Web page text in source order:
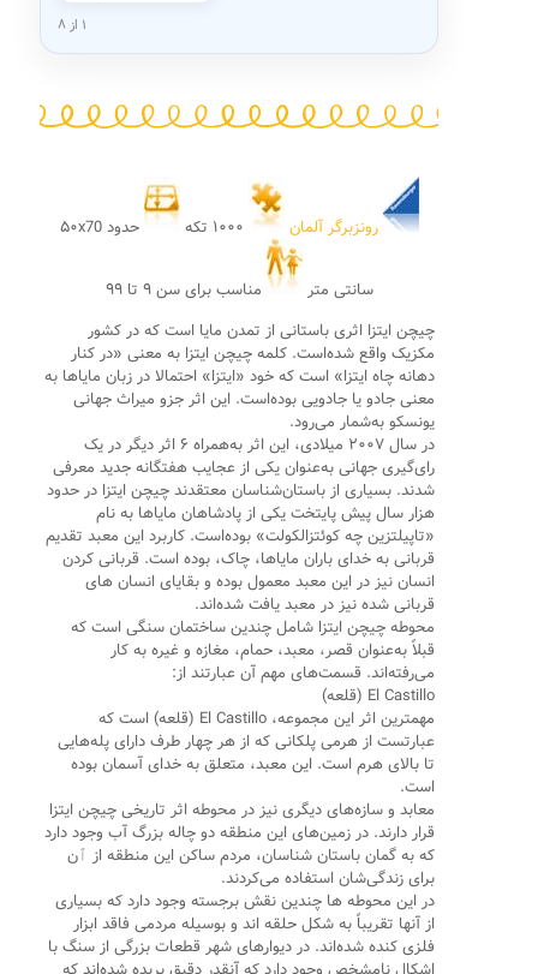
۱ از ۸
رونزبرگر آلمان حدود ۵۰x70
سانتی متر
مناسب برای سن ۹ تا ۹۹
چیچن ایتزا اثری باستانی از تمدن مایا است که در کشور
مکزیک واقع شده‌است. کلمه چیچن ایتزا به معنی «در کنار
دهانه چاه ایتزا» است که خود «ایتزا» احتمالا در زبان مایاها به
معنی جادو یا جادویی بوده‌است. این اثر جزو میراث جهانی
یونسکو به‌شمار می‌رود.
در سال ۲۰۰۷ میلادی، این اثر به‌همراه ۶ اثر دیگر در یک
رای‌گیری جهانی به‌عنوان یکی از عجایب هفتگانه جدید معرفی
شدند. بسیاری از باستان‌شناسان معتقدند چیچن ایتزا در حدود
هزار سال پیش پایتخت یکی از پادشاهان مایاها به نام
«تاپیلتزین چه کوئتزالکولت» بوده‌است. کاربرد این معبد تقدیم
قربانی به خدای باران مایاها، چاک، بوده است. قربانی کردن
انسان نیز در این معبد معمول بوده و بقایای انسان های
قربانی شده نیز در معبد یافت شده‌اند.
محوطه چیچن ایتزا شامل چندین ساختمان سنگی است که
قبلاً به‌عنوان قصر، معبد، حمام، مغازه و غیره به کار
می‌رفته‌اند. قسمت‌های مهم آن عبارتند از:
El Castillo (قلعه)
مهمترین اثر این مجموعه، El Castillo (قلعه) است که
عبارتست از هرمی پلکانی که از هر چهار طرف دارای پله‌هایی
تا بالای هرم است. این معبد، متعلق به خدای آسمان بوده
است.
معابد و سازه‌های دیگری نیز در محوطه اثر تاریخی چیچن ایتزا
قرار دارند. در زمین‌های این منطقه دو چاله بزرگ آب وجود دارد
که به گمان باستان شناسان، مردم ساکن این منطقه از ٱن
برای زندگی‌شان استفاده می‌کردند.
در این محوطه ها چندین نقش برجسته وجود دارد که بسیاری
از آنها تقریباً به شکل حلقه اند و بوسیله مردمی فاقد ابزار
فلزی کنده شده‌اند. در دیوارهای شهر قطعات بزرگی از سنگ با